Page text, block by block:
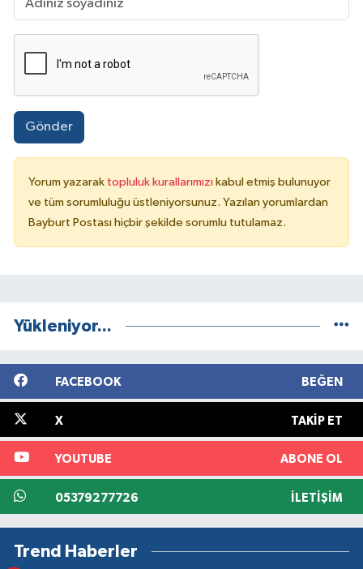
Gönder
Yorum yazarak topluluk kurallarımızı kabul etmiş bulunuyor
ve tüm sorumluluğu üstleniyorsunuz. Yazılan yorumlardan
Bayburt Postası hiçbir şekilde sorumlu tutulamaz.
Yükleniyor...
FACEBOOK BEĞEN
X TAKIP ET
YOUTUBE ABONE OL
05379277726 İLETIŞIM
Trend Haberler